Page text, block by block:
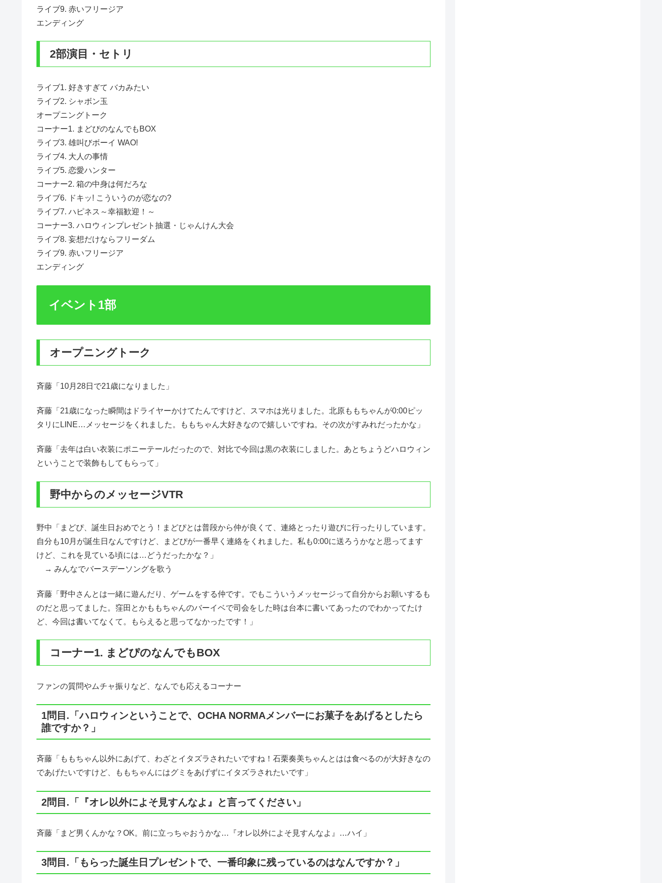
ライブ9. 赤いフリージア
エンディング
2部演目・セトリ
ライブ1. 好きすぎて バカみたい
ライブ2. シャボン玉
オープニングトーク
コーナー1. まどぴのなんでもBOX
ライブ3. 雄叫びボーイ WAO!
ライブ4. 大人の事情
ライブ5. 恋愛ハンター
コーナー2. 箱の中身は何だろな
ライブ6. ドキッ! こういうのが恋なの?
ライブ7. ハピネス～幸福歓迎！～
コーナー3. ハロウィンプレゼント抽選・じゃんけん大会
ライブ8. 妄想だけならフリーダム
ライブ9. 赤いフリージア
エンディング
イベント1部
オープニングトーク
斉藤「10月28日で21歳になりました」
斉藤「21歳になった瞬間はドライヤーかけてたんですけど、スマホは光りました。北原ももちゃんが0:00ピッ
タリにLINE…メッセージをくれました。ももちゃん大好きなので嬉しいですね。その次がすみれだったかな」
斉藤「去年は白い衣装にポニーテールだったので、対比で今回は黒の衣装にしました。あとちょうどハロウィン
ということで装飾もしてもらって」
野中からのメッセージVTR
野中「まどぴ、誕生日おめでとう！まどぴとは普段から仲が良くて、連絡とったり遊びに行ったりしています。
自分も10月が誕生日なんですけど、まどぴが一番早く連絡をくれました。私も0:00に送ろうかなと思ってます
けど、これを見ている頃には…どうだったかな？」
→ みんなでバースデーソングを歌う
斉藤「野中さんとは一緒に遊んだり、ゲームをする仲です。でもこういうメッセージって自分からお願いするも
のだと思ってました。窪田とかももちゃんのバーイベで司会をした時は台本に書いてあったのでわかってたけ
ど、今回は書いてなくて。もらえると思ってなかったです！」
コーナー1. まどぴのなんでもBOX
ファンの質問やムチャ振りなど、なんでも応えるコーナー
1問目.「ハロウィンということで、OCHA NORMAメンバーにお菓子をあげるとしたら
誰ですか？」
斉藤「ももちゃん以外にあげて、わざとイタズラされたいですね！石栗奏美ちゃんとはは食べるのが大好きなの
であげたいですけど、ももちゃんにはグミをあげずにイタズラされたいです」
2問目.「『オレ以外によそ見すんなよ』と言ってください」
斉藤「まど男くんかな？OK。前に立っちゃおうかな…『オレ以外によそ見すんなよ』…ハイ」
3問目.「もらった誕生日プレゼントで、一番印象に残っているのはなんですか？」